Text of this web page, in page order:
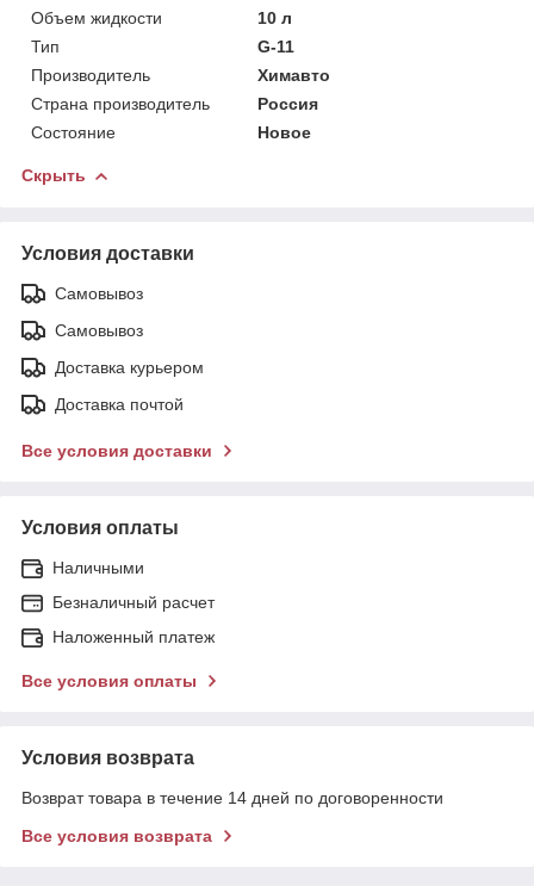
Объем жидкости
10 л
Тип
G-11
Производитель
Химавто
Страна производитель
Россия
Состояние
Новое
Скрыть
Условия доставки
Самовывоз
Самовывоз
Доставка курьером
Доставка почтой
Все условия доставки
Условия оплаты
Наличными
Безналичный расчет
Наложенный платеж
Все условия оплаты
Условия возврата
Возврат товара в течение 14 дней по договоренности
Все условия возврата